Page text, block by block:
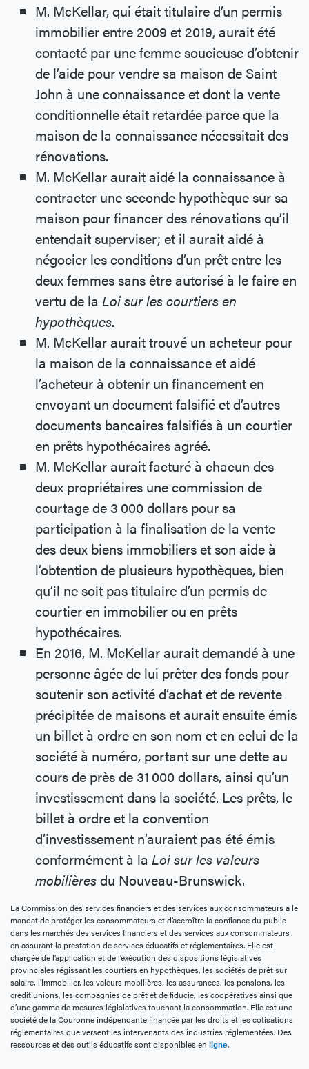
M. McKellar, qui était titulaire d’un permis
immobilier entre 2009 et 2019, aurait été
contacté par une femme soucieuse d’obtenir
de l’aide pour vendre sa maison de Saint
John à une connaissance et dont la vente
conditionnelle était retardée parce que la
maison de la connaissance nécessitait des
rénovations.
M. McKellar aurait aidé la connaissance à
contracter une seconde hypothèque sur sa
maison pour financer des rénovations qu’il
entendait superviser; et il aurait aidé à
négocier les conditions d’un prêt entre les
deux femmes sans être autorisé à le faire en
vertu de la Loi sur les courtiers en
hypothèques.
M. McKellar aurait trouvé un acheteur pour
la maison de la connaissance et aidé
l’acheteur à obtenir un financement en
envoyant un document falsifié et d’autres
documents bancaires falsifiés à un courtier
en prêts hypothécaires agréé.
M. McKellar aurait facturé à chacun des
deux propriétaires une commission de
courtage de 3 000 dollars pour sa
participation à la finalisation de la vente
des deux biens immobiliers et son aide à
l’obtention de plusieurs hypothèques, bien
qu’il ne soit pas titulaire d’un permis de
courtier en immobilier ou en prêts
hypothécaires.
En 2016, M. McKellar aurait demandé à une
personne âgée de lui prêter des fonds pour
soutenir son activité d’achat et de revente
précipitée de maisons et aurait ensuite émis
un billet à ordre en son nom et en celui de la
société à numéro, portant sur une dette au
cours de près de 31 000 dollars, ainsi qu’un
investissement dans la société. Les prêts, le
billet à ordre et la convention
d’investissement n’auraient pas été émis
conformément à la Loi sur les valeurs
mobilièresdu Nouveau-Brunswick.
La Commission des services financiers et des services aux consommateurs a le
mandat de protéger les consommateurs et d’accroître la confiance du public
dans les marchés des services financiers et des services aux consommateurs
en assurant la prestation de services éducatifs et réglementaires. Elle est
chargée de l’application et de l’exécution des dispositions législatives
provinciales régissant les courtiers en hypothèques, les sociétés de prêt sur
salaire, l’immobilier, les valeurs mobilières, les assurances, les pensions, les
credit unions, les compagnies de prêt et de fiducie, les coopératives ainsi que
d’une gamme de mesures législatives touchant la consommation. Elle est une
société de la Couronne indépendante financée par les droits et les cotisations
réglementaires que versent les intervenants des industries réglementées. Des
ressources et des outils éducatifs sont disponibles en ligne.